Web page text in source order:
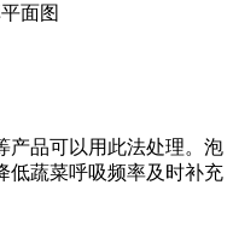
面图
产品可以用此法处理。泡
低蔬菜呼吸频率及时补充